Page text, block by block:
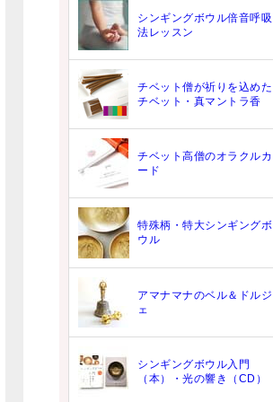
シンギングボウル倍音呼吸
法レッスン
チベット僧が祈りを込めた
チベット・真マントラ香
チベット高僧のオラクルカ
ード
特殊柄・特大シンギングボ
ウル
アマナマナのベル＆ドルジ
ェ
シンギングボウル入門
（本）・光の響き（CD）